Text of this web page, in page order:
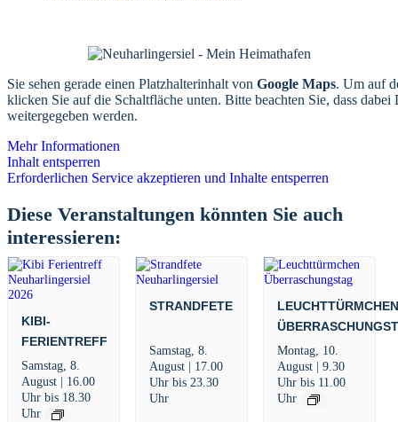
Sie sehen gerade einen Platzhalterinhalt von Google Maps. Um auf
klicken Sie auf die Schaltfläche unten. Bitte beachten Sie, dass dabei
weitergegeben werden.
Mehr Informationen
Inhalt entsperren
Erforderlichen Service akzeptieren und Inhalte entsperren
Diese Veranstaltungen könnten Sie auch
interessieren:
KIBI-
FERIENTREFF
Samstag, 8.
August | 16.00
Uhrbis 18.30
Uhr
STRANDFETE
Samstag, 8.
August | 17.00
Uhrbis 23.30
Uhr
Montag, 10.
August | 9.30
Uhrbis 11.00
Uhr